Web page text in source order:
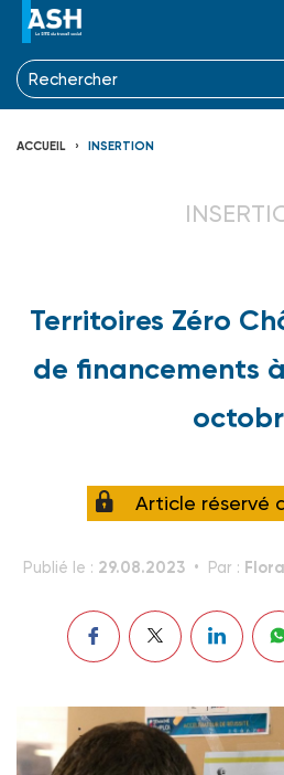
ACCUEIL INSERTION
Territoires Zéro
de financements
Article réservé
Publié le : 29.08.2023 Par :